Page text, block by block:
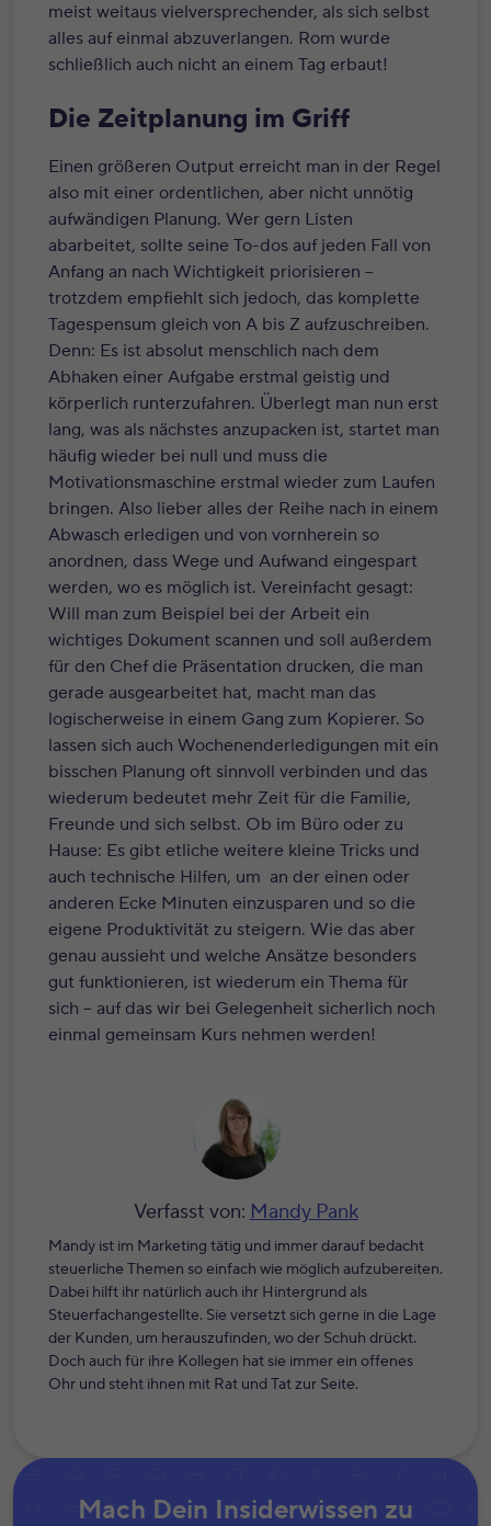
meist weitaus vielversprechender, als sich selbst
alles auf einmal abzuverlangen. Rom wurde
schließlich auch nicht an einem Tag erbaut!
Die Zeitplanung im Griff
Einen größeren Output erreicht man in der Regel
also mit einer ordentlichen, aber nicht unnötig
aufwändigen Planung. Wer gern Listen
abarbeitet, sollte seine To-dos auf jeden Fall von
Anfang an nach Wichtigkeit priorisieren –
trotzdem empfiehlt sich jedoch, das komplette
Tagespensum gleich von A bis Z aufzuschreiben.
Denn: Es ist absolut menschlich nach dem
Abhaken einer Aufgabe erstmal geistig und
körperlich runterzufahren. Überlegt man nun erst
lang, was als nächstes anzupacken ist, startet man
häufig wieder bei null und muss die
Motivationsmaschine erstmal wieder zum Laufen
bringen. Also lieber alles der Reihe nach in einem
Abwasch erledigen und von vornherein so
anordnen, dass Wege und Aufwand eingespart
werden, wo es möglich ist. Vereinfacht gesagt:
Will man zum Beispiel bei der Arbeit ein
wichtiges Dokument scannen und soll außerdem
für den Chef die Präsentation drucken, die man
gerade ausgearbeitet hat, macht man das
logischerweise in einem Gang zum Kopierer. So
lassen sich auch Wochenenderledigungen mit ein
bisschen Planung oft sinnvoll verbinden und das
wiederum bedeutet mehr Zeit für die Familie,
Freunde und sich selbst. Ob im Büro oder zu
Hause: Es gibt etliche weitere kleine Tricks und
auch technische Hilfen, um an der einen oder
anderen Ecke Minuten einzusparen und so die
eigene Produktivität zu steigern. Wie das aber
genau aussieht und welche Ansätze besonders
gut funktionieren, ist wiederum ein Thema für
sich – auf das wir bei Gelegenheit sicherlich noch
einmal gemeinsam Kurs nehmen werden!
Verfasst von: Mandy Pank
Mandy ist im Marketing tätig und immer darauf bedacht
steuerliche Themen so einfach wie möglich aufzubereiten.
Dabei hilft ihr natürlich auch ihr Hintergrund als
Steuerfachangestellte. Sie versetzt sich gerne in die Lage
der Kunden, um herauszufinden, wo der Schuh drückt.
Doch auch für ihre Kollegen hat sie immer ein offenes
Ohr und steht ihnen mit Rat und Tat zur Seite.
Mach Dein Insiderwissen zu